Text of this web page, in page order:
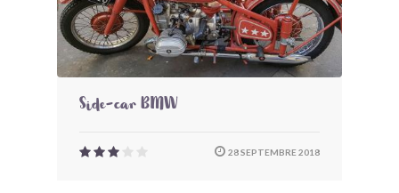
Side-car BMW
28 SEPTEMBRE 2018